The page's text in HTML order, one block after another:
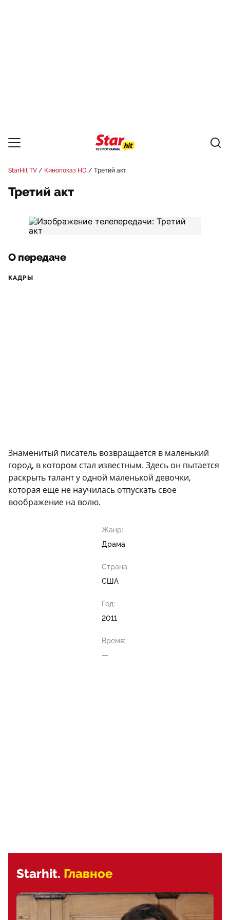
StarHit TV Кинопоказ HD Третий акт
Третий акт
О передаче
КАДРЫ
Знаменитый писатель возвращается в маленький
город, в котором стал известным. Здесь он пытается
раскрыть талант у одной маленькой девочки,
которая еще не научилась отпускать свое
воображение на волю.
Жанр:
Драма
Страна:
США
Год:
2011
Время:
—
Starhit. Главное